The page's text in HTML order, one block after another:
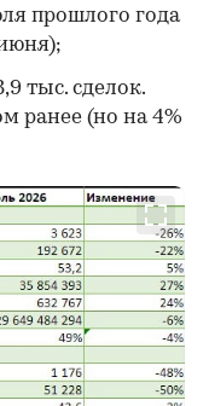
прошлого года
тыс. сделок.
ранее (но на 4%